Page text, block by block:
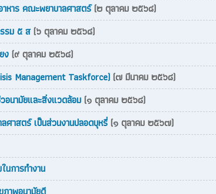
หาร คณะพยาบาลศาสตร์(๒ ตุลาคม ๒๕๖๘)
รม ๕ ส (๖ ตุลาคม ๒๕๖๘)
ง (๙ ตุลาคม ๒๕๖๘)
Management Taskforce) (๗ มีนาคม ๒๕๖๘)
นามัยและสิ่งแวดล้อม(๑ ตุลาคม ๒๕๖๘)
าสตร์ เป็นส่วนงานปลอดบุหรี่ (๑ ตุลาคม ๒๕๖๗)
นการทำงาน